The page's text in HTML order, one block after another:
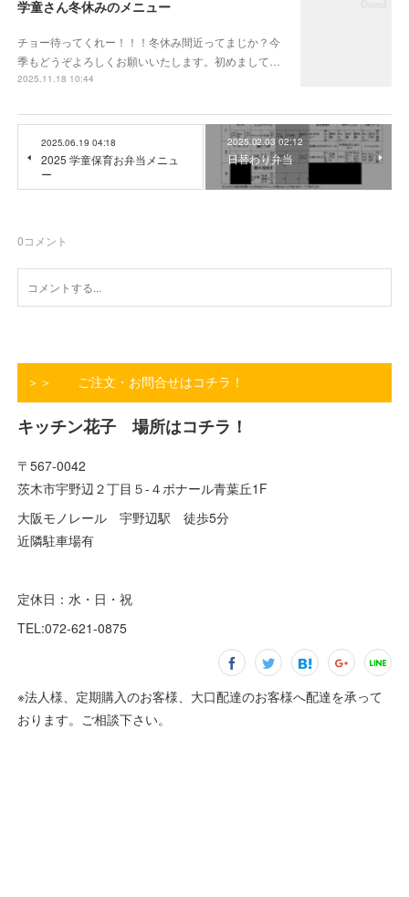
学童さん冬休みのメニュー
チョー待ってくれー！！！冬休み間近ってまじか？今
季もどうぞよろしくお願いいたします。初めまして…
2025.11.18 10:44
2025.06.19 04:18
2025 学童保育お弁当メニュ
ー
2025.02.03 02:12
日替わり弁当
0コメント
＞＞ ご注文・お問合せはコチラ！
キッチン花子 場所はコチラ！
〒567-0042
茨木市宇野辺２丁目５-４ボナール青葉丘1F
大阪モノレール 宇野辺駅 徒歩5分
近隣駐車場有
定休日：水・日・祝
TEL:072-621-0875
※法人様、定期購入のお客様、大口配達のお客様へ配達を承って
おります。ご相談下さい。